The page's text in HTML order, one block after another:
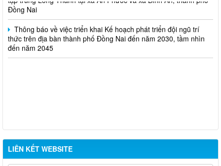
Thông báo về việc triển khai Kế hoạch phát triển đội ngũ trí
thức trên địa bàn thành phố Đồng Nai đến năm 2030, tầm nhìn
đến năm 2045
LIÊN KẾT WEBSITE